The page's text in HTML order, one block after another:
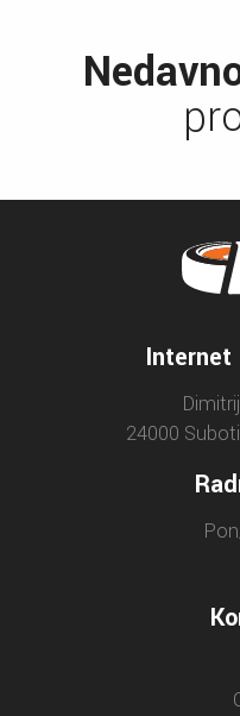
Internet
24000